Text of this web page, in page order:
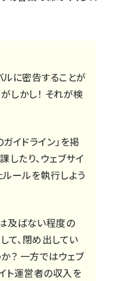
ルに密告することが
しかし！ それが検
イドライン」を掲
したり、ウェブサイ
ルールを執行しよう
及ばない程度の
て、閉め出してい
？ 一方ではウェブ
ト運営者の収入を